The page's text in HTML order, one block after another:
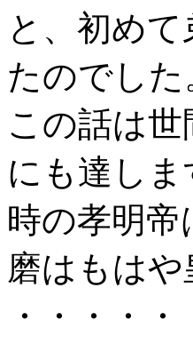
と、初め
たのでした
この話は
にも達しま
時の孝明
磨はもは
・・・・